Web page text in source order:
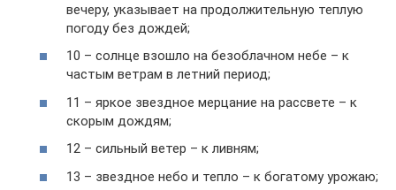
вечеру, указывает на продолжительную теплую
погоду без дождей;
10 – солнце взошло на безоблачном небе – к
частым ветрам в летний период;
11 – яркое звездное мерцание на рассвете – к
скорым дождям;
12 – сильный ветер – к ливням;
13 – звездное небо и тепло – к богатому урожаю;